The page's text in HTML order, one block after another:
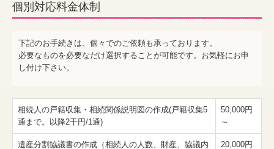
個別対応料金体制
下記のお手続きは、個々でのご依頼も承っております。
必要なものを必要なだけ選択することが可能です。お気軽にお申
し付け下さい。
相続人の戸籍収集・相続関係説明図の作成(戸籍収集5
通まで。以降2千円/1通)
50,000円
～
遺産分割協議書の作成（相続人の人数、財産、協議内
20,000円